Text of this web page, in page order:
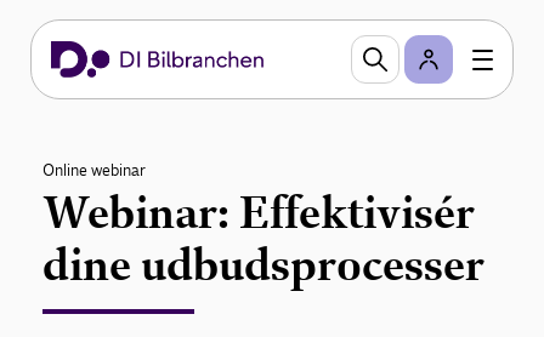
Online webinar
Webinar: Effektivisér
dine udbudsprocesser